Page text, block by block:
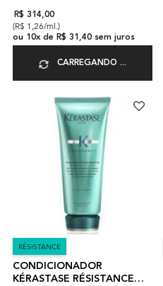
R$ 314,00
(R$ 1,26/ml.)
ou 10x de R$ 31,40 sem juros
CARREGANDO ...
RÉSISTANCE
CONDICIONADOR
KÉRASTASE RÉSISTANCE